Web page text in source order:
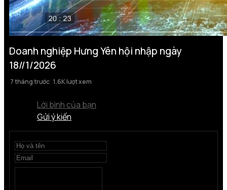
Doanh nghiệp Hưng Yên hội nhập ngày
18//1/2026
7 tháng trước 1.6K lượt xem
Lời bình của bạn
Gửi ý kiến